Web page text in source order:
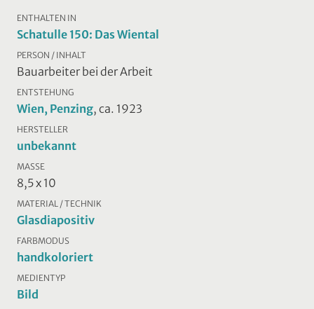
ENTHALTEN IN
Schatulle 150: Das Wiental
PERSON / INHALT
Bauarbeiter bei der Arbeit
ENTSTEHUNG
Wien, Penzing, ca. 1923
HERSTELLER
unbekannt
MASSE
8,5 x 10
MATERIAL / TECHNIK
Glasdiapositiv
FARBMODUS
handkoloriert
MEDIENTYP
Bild